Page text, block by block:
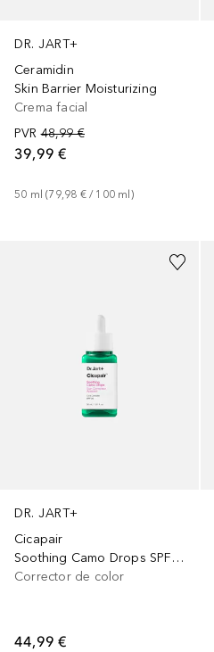
DR. JART+
Ceramidin
Skin Barrier Moisturizing
Crema facial
PVR 48,99 €
39,99 €
50 ml (79,98 € / 100 ml )
DR. JART+
Cicapair
Soothing Camo Drops SPF 20
Corrector de color
44,99 €